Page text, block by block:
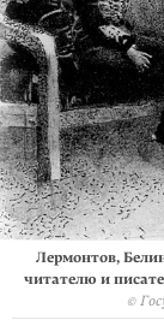
Лермонтов,
читателю и
©